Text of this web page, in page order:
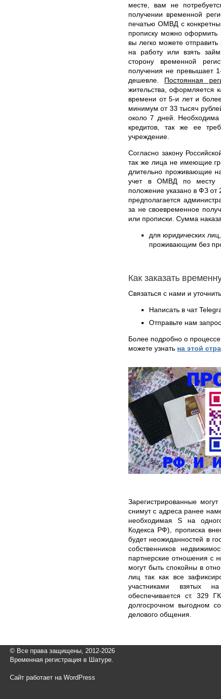
месте, вам не
получении временной
печатью ОМВД с
прописку можно
вы легко можете
на работу или взять
сторону временной
получения не превышает
дешевле. Постоянная
жительства, оформляется
времени от 5-и лет и
минимум от 33 тысяч
около 7 дней. Необходима
кредитов, так же ее
учреждение.
Согласно закону
так же лица не имеющие
длительно проживающие
учет в ОМВД по месту
положение указано в ФЗ
предполагается
за не своевременное
или прописки. Сумма
для юридических
проживающим без
Как заказать
Связаться с нами и
Написать в чат
Отправьте нам
Более подробно о
можете узнать на этой
Зарегистрированные
снимут с адреса ранее
необходимая S на
Кодекса РФ), прописка
будет неожиданностей в
собственников
партнерские отношения с
могут быть спокойны в
лиц так как все
участниками взятых
обеспечивается ст. 329
долгосрочном выгодном
делового общения.
© Все права защищены, 2012-2026
Временная регистрация в Шатуре.
Сайт работает на WordPress